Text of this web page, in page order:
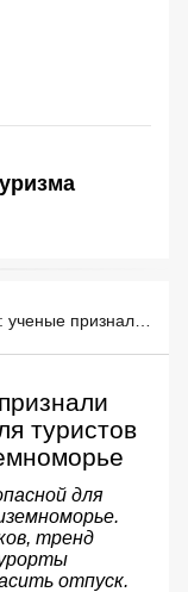
туристов
для
тренд
отпуск.